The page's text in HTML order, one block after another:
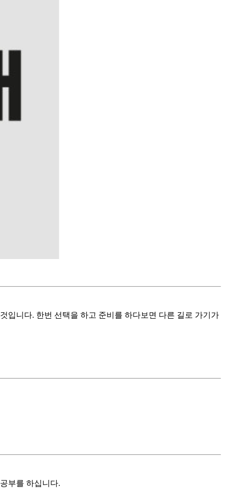
입니다. 한번 선택을 하고 준비를 하다보면 다른 길로 가기가
부를 하십니다.